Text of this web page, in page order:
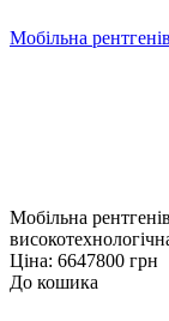
Мобільна
Мобільна
Ціна: 6647800 грн
До кошика